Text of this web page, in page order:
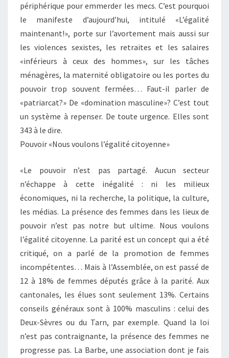
périphérique pour emmerder les mecs. C’est pourquoi
le manifeste d’aujourd’hui, intitulé «L’égalité
maintenant!», porte sur l’avortement mais aussi sur
les violences sexistes, les retraites et les salaires
«inférieurs à ceux des hommes», sur les tâches
ménagères, la maternité obligatoire ou les portes du
pouvoir trop souvent fermées… Faut-il parler de
«patriarcat?» De «domination masculine»? C’est tout
un système à repenser. De toute urgence. Elles sont
343 à le dire.
Pouvoir «Nous voulons l’égalité citoyenne»
«Le pouvoir n’est pas partagé. Aucun secteur
n’échappe à cette inégalité : ni les milieux
économiques, ni la recherche, la politique, la culture,
les médias. La présence des femmes dans les lieux de
pouvoir n’est pas notre but ultime. Nous voulons
l’égalité citoyenne. La parité est un concept qui a été
critiqué, on a parlé de la promotion de femmes
incompétentes… Mais à l’Assemblée, on est passé de
12 à 18% de femmes députés grâce à la parité. Aux
cantonales, les élues sont seulement 13%. Certains
conseils généraux sont à 100% masculins : celui des
Deux-Sèvres ou du Tarn, par exemple. Quand la loi
n’est pas contraignante, la présence des femmes ne
progresse pas. La Barbe, une association dont je fais